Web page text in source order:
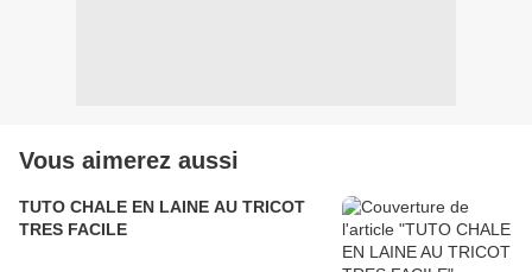
Vous aimerez aussi
TUTO CHALE EN LAINE AU TRICOT
TRES FACILE